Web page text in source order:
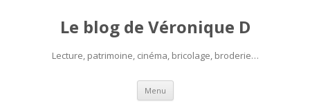
Le blog de Véronique D
Lecture, patrimoine, cinéma, bricolage, broderie…
Menu Aller